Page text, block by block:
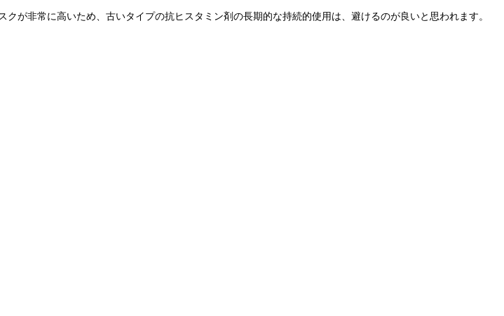
が非常に高いため、古いタイプの抗ヒスタミン剤の長期的な持続的使用は、避けるのが良いと思われます。